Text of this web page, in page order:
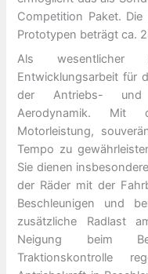
Competition Paket.
Prototypen beträgt ca.
Als
Entwicklungsarbeit für
der Antriebs- und
Aerodynamik. Mit
Motorleistung,
Tempo zu
Sie dienen
der Räder mit der
Beschleunigen und
zusätzliche Radlast
Neigung beim
Traktionskontrolle